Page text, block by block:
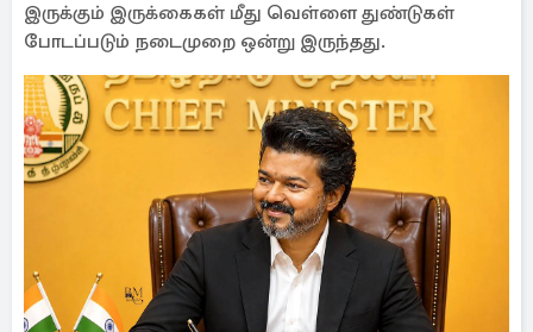
இருக்கும் இருக்கைகள் மீது வெள்ளை துண்டுகள்
போடப்படும் நடைமுறை ஒன்று இருந்தது.